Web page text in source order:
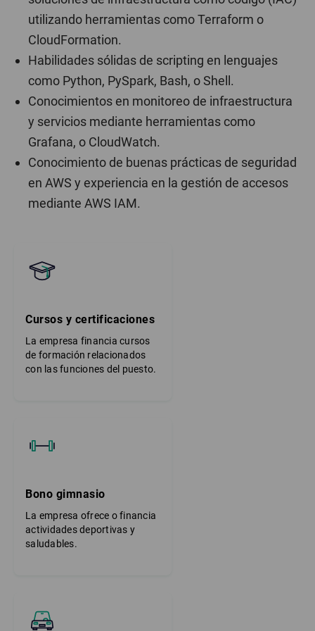
utilizando herramientas como Terraform o
CloudFormation.
Habilidades sólidas de scripting en lenguajes
como Python, PySpark, Bash, o Shell.
Conocimientos en monitoreo de infraestructura
y servicios mediante herramientas como
Grafana, o CloudWatch.
Conocimiento de buenas prácticas de seguridad
en AWS y experiencia en la gestión de accesos
mediante AWS IAM.
Cursos y certificaciones
La empresa financia cursos
de formación relacionados
con las funciones del puesto.
Bono gimnasio
La empresa ofrece o financia
actividades deportivas y
saludables.